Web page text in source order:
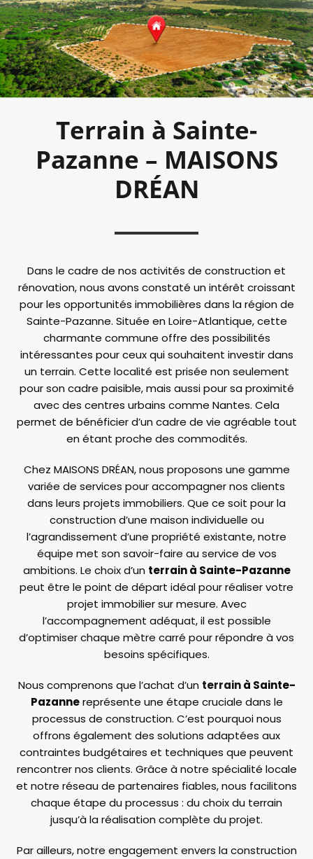
Terrain à Sainte-
Pazanne – MAISONS
DRÉAN
Dans le cadre de nos activités de construction et
rénovation, nous avons constaté un intérêt croissant
pour les opportunités immobilières dans la région de
Sainte-Pazanne. Située en Loire-Atlantique, cette
charmante commune offre des possibilités
intéressantes pour ceux qui souhaitent investir dans
un terrain. Cette localité est prisée non seulement
pour son cadre paisible, mais aussi pour sa proximité
avec des centres urbains comme Nantes. Cela
permet de bénéficier d’un cadre de vie agréable tout
en étant proche des commodités.
Chez MAISONS DRÉAN, nous proposons une gamme
variée de services pour accompagner nos clients
dans leurs projets immobiliers. Que ce soit pour la
construction d’une maison individuelle ou
l’agrandissement d’une propriété existante, notre
équipe met son savoir-faire au service de vos
ambitions. Le choix d’un terrain à Sainte-Pazanne
peut être le point de départ idéal pour réaliser votre
projet immobilier sur mesure. Avec
l’accompagnement adéquat, il est possible
d’optimiser chaque mètre carré pour répondre à vos
besoins spécifiques.
Nous comprenons que l’achat d’un terrainà Sainte-
Pazannereprésente une étape cruciale dans le
processus de construction. C’est pourquoi nous
offrons également des solutions adaptées aux
contraintes budgétaires et techniques que peuvent
rencontrer nos clients. Grâce à notre spécialité locale
et notre réseau de partenaires fiables, nous facilitons
chaque étape du processus : du choix du terrain
jusqu’à la réalisation complète du projet.
Par ailleurs, notre engagement envers la construction